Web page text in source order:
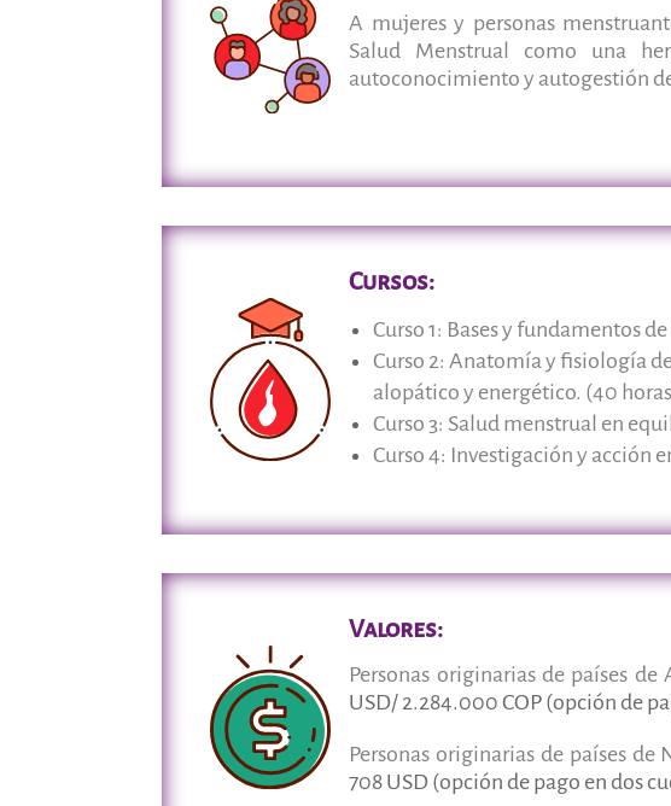
A mujeres y personas
Salud Menstrual como una
autoconocimiento y autogestión
Cursos:
Curso 1: Bases y fundamentos
Curso 2: Anatomía y fisiología
alopático y energético. (40
Curso 3: Salud menstrual en
Curso 4: Investigación y acción
Valores:
Personas originarias de países
USD/ 2.284.000 COP (opción de
Personas originarias de países
708 USD (opción de pago en dos